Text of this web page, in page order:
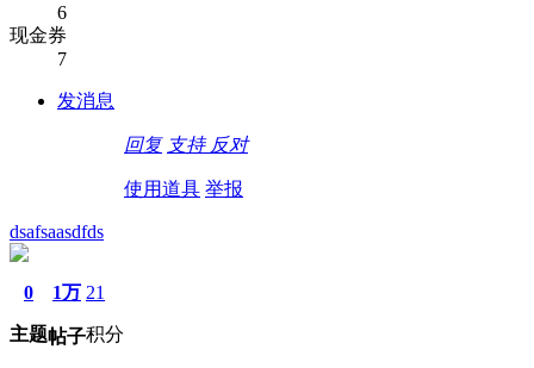
6
现金券
7
发消息
回复 支持 反对
使用道具 举报
dsafsaasdfds
0
主题
1万
帖子
21
积分